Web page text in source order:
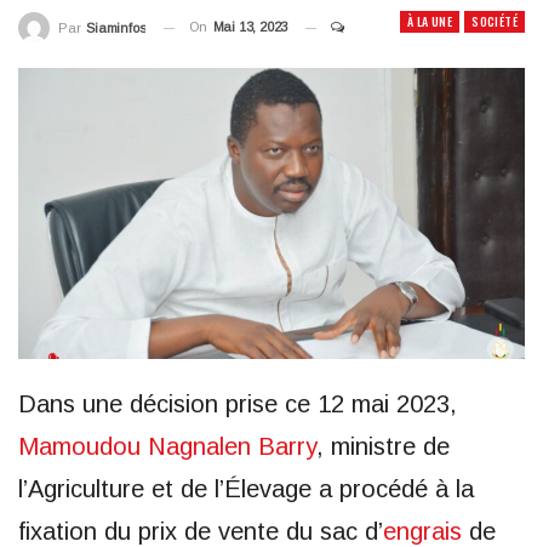
À LA UNE SOCIÉTÉ
Par Siaminfos On Mai 13, 2023
Dans une décision prise ce 12 mai 2023,
Mamoudou Nagnalen Barry, ministre de
l’Agriculture et de l’Élevage a procédé à la
fixation du prix de vente du sac d’engrais de